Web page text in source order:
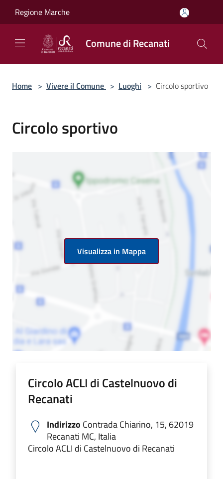
Regione Marche
Comune di Recanati
Home > Vivere il Comune > Luoghi > Circolo sportivo
Circolo sportivo
Visualizza in Mappa
Circolo ACLI di Castelnuovo di
Recanati
Indirizzo Contrada Chiarino, 15, 62019
Recanati MC, Italia
Circolo ACLI di Castelnuovo di Recanati